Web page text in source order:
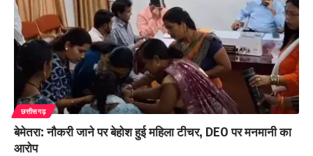
छत्तीसगढ़
बेमेतरा: नौकरी जाने पर बेहोश हुई महिला टीचर, DEO पर मनमानी का
आरोप